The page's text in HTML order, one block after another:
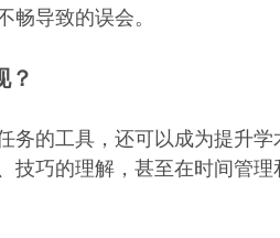
畅导致的误会。
？
务的工具，还可以成为提升
技巧的理解，甚至在时间管